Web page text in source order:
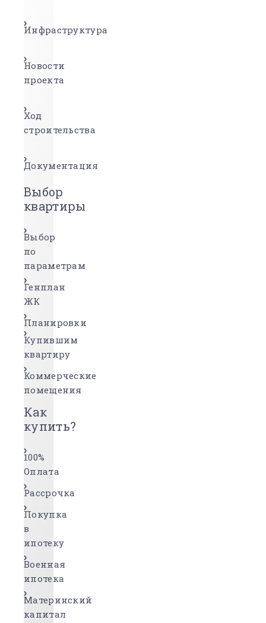
Инфраструктура
Новости
проекта
Ход
строительства
Документация
Выбор
квартиры
Выбор
по
параметрам
Генплан
ЖК
Планировки
Купившим
квартиру
Коммерческие
помещения
Как
купить?
100%
Оплата
Рассрочка
Покупка
в
ипотеку
Военная
ипотека
Материнский
капитал